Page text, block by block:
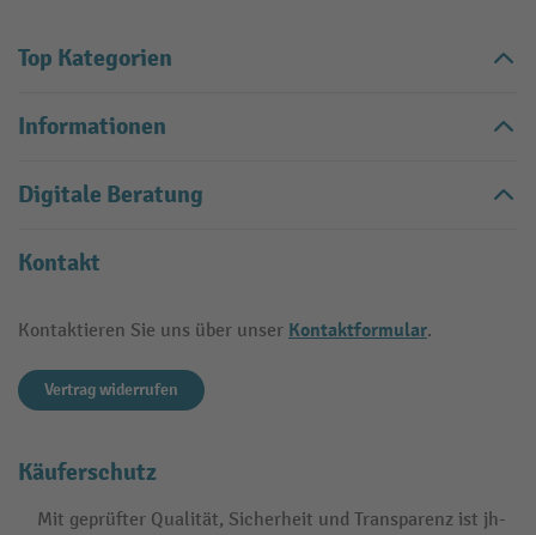
Top Kategorien
Informationen
Digitale Beratung
Kontakt
Kontaktieren Sie uns über unser Kontaktformular.
Vertrag widerrufen
Käuferschutz
Mit geprüfter Qualität, Sicherheit und Transparenz ist jh-